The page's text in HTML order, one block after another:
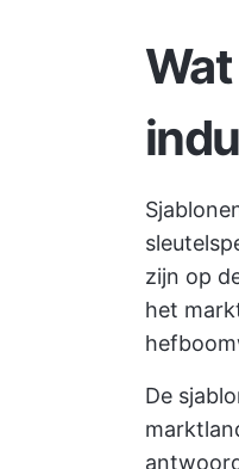
zijn op
het
De